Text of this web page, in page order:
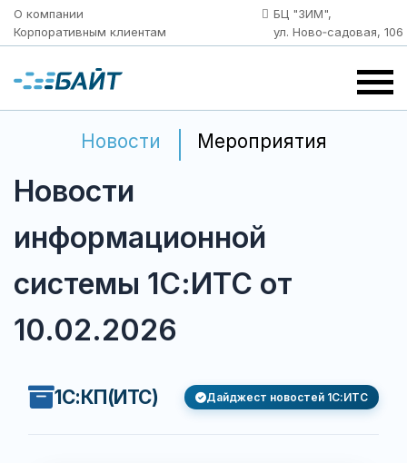
О компании
Корпоративным клиентам
БЦ "ЗИМ",
ул. Ново‑садовая, 106
Новости Мероприятия
Новости
информационной
системы 1С:ИТС от
10.02.2026
1С:КП(ИТС) Дайджест новостей 1С:ИТС